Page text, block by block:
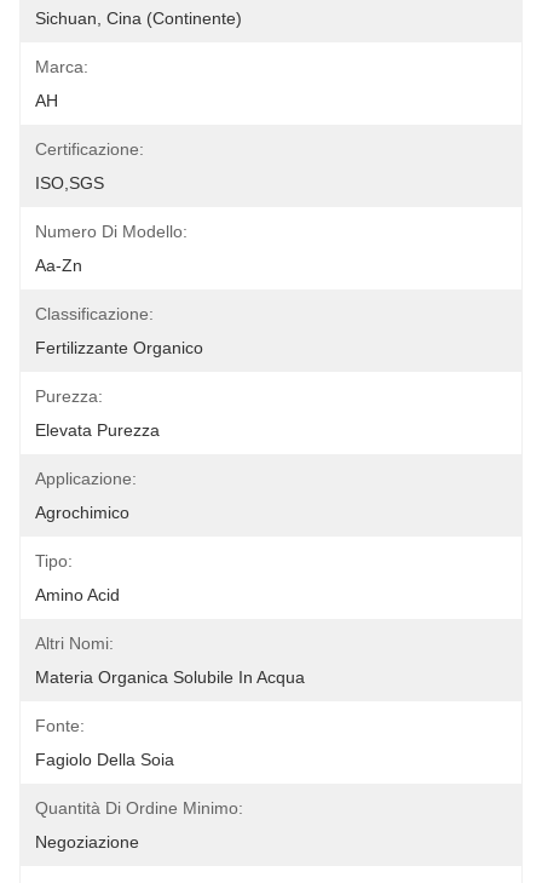
Sichuan, Cina (continente)
Marca:
AH
Certificazione:
ISO,SGS
Numero Di Modello:
Aa-Zn
Classificazione:
Fertilizzante Organico
Purezza:
Elevata Purezza
Applicazione:
Agrochimico
Tipo:
Amino Acid
Altri Nomi:
Materia Organica Solubile In Acqua
Fonte:
Fagiolo Della Soia
Quantità Di Ordine Minimo:
Negoziazione